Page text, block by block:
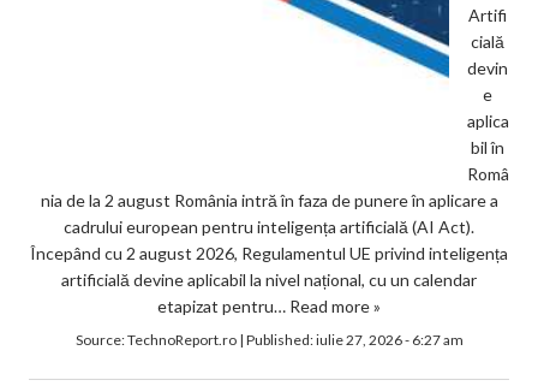
Artifi
cială
devin
e
aplica
bil în
Româ
nia de la 2 august România intră în faza de punere în aplicare a
cadrului european pentru inteligența artificială (AI Act).
Începând cu 2 august 2026, Regulamentul UE privind inteligența
artificială devine aplicabil la nivel național, cu un calendar
etapizat pentru… Read more »
Source:TechnoReport.ro| Published:iulie 27, 2026 - 6:27 am